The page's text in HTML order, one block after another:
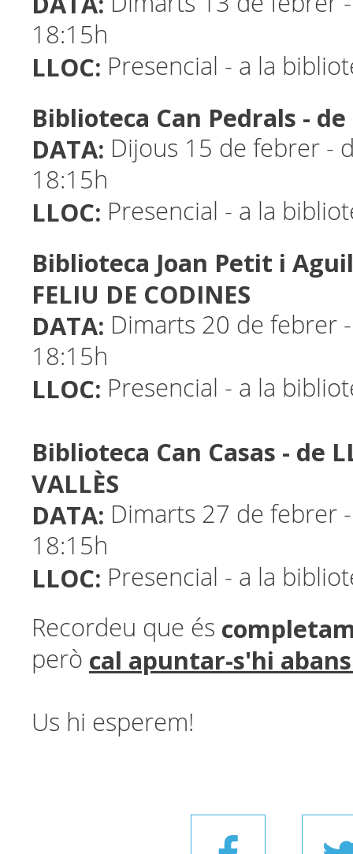
18:15h
LLOC: Presencial - a la
Biblioteca Can Pedrals - de
DATA: Dijous 15 de febrer -
18:15h
LLOC: Presencial - a la
Biblioteca Joan Petit i
FELIU DE CODINES
DATA: Dimarts 20 de febrer
18:15h
LLOC: Presencial - a la
Biblioteca Can Casas - de
VALLÈS
DATA: Dimarts 27 de febrer
18:15h
LLOC: Presencial - a la
Recordeu que és
però cal apuntar-s'hi
Us hi esperem!